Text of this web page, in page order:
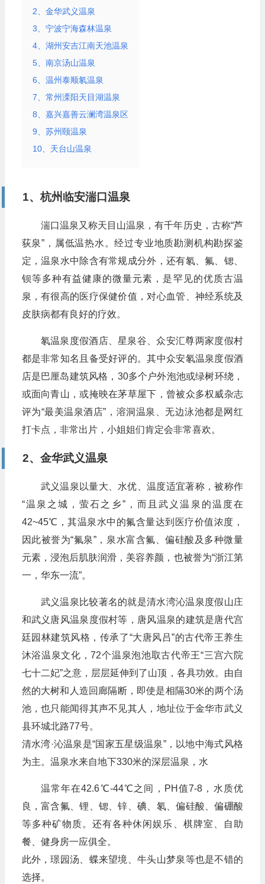
2、金华武义温泉
3、宁波宁海森林温泉
4、湖州安吉江南天池温泉
5、南京汤山温泉
6、温州泰顺氡温泉
7、常州溧阳天目湖温泉
8、嘉兴嘉善云澜湾温泉区
9、苏州颐温泉
10、天台山温泉
1、杭州临安湍口温泉
湍口温泉又称天目山温泉，有千年历史，古称“芦
荻泉”，属低温热水。经过专业地质勘测机构勘探鉴
定，温泉水中除含有常规成分外，还有氡、氟、锶、
钡等多种有益健康的微量元素，是罕见的优质古温
泉，有很高的医疗保健价值，对心血管、神经系统及
皮肤病都有良好的疗效。
氡温泉度假酒店、星泉谷、众安汇尊两家度假村
都是非常知名且备受好评的。其中众安氡温泉度假酒
店是巴厘岛建筑风格，30多个户外泡池或绿树环绕，
或面向青山，或掩映在茅草屋下，曾被众多权威杂志
评为“最美温泉酒店”，溶洞温泉、无边泳池都是网红
打卡点，非常出片，小姐姐们肯定会非常喜欢。
2、金华武义温泉
武义温泉以量大、水优、温度适宜著称，被称作
“温泉之城，萤石之乡”，而且武义温泉的温度在
42~45℃，其温泉水中的氟含量达到医疗价值浓度，
因此被誉为“氟泉”，泉水富含氟、偏硅酸及多种微量
元素，浸泡后肌肤润滑，美容养颜，也被誉为“浙江第
一，华东一流”。
武义温泉比较著名的就是清水湾沁温泉度假山庄
和武义唐风温泉度假村等，唐风温泉的建筑是唐代宫
廷园林建筑风格，传承了“大唐风吕”的古代帝王养生
沐浴温泉文化，72个温泉泡池取古代帝王“三宫六院
七十二妃”之意，层层延伸到了山顶，各具功效。由自
然的大树和人造回廊隔断，即使是相隔30米的两个汤
池，也只能闻得其声不见其人，地址位于金华市武义
县环城北路77号。
清水湾·沁温泉是“国家五星级温泉”，以地中海式风格
为主。温泉水来自地下330米的深层温泉，水
温常年在42.6℃-44℃之间，PH值7-8，水质优
良，富含氟、锂、锶、锌、碘、氡、偏硅酸、偏硼酸
等多种矿物质。还有各种休闲娱乐、棋牌室、自助
餐、健身房一应俱全。
此外，璟园汤、蝶来望境、牛头山梦泉等也是不错的
选择。